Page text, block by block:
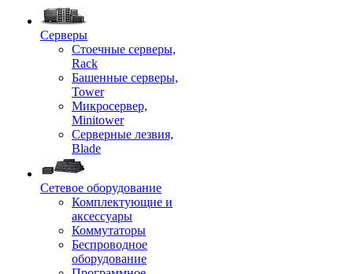
Серверы
Стоечные серверы,
Rack
Башенные серверы,
Tower
Микросервер,
Minitower
Серверные лезвия,
Blade
Сетевое оборудование
Комплектующие и
аксессуары
Коммутаторы
Беспроводное
оборудование